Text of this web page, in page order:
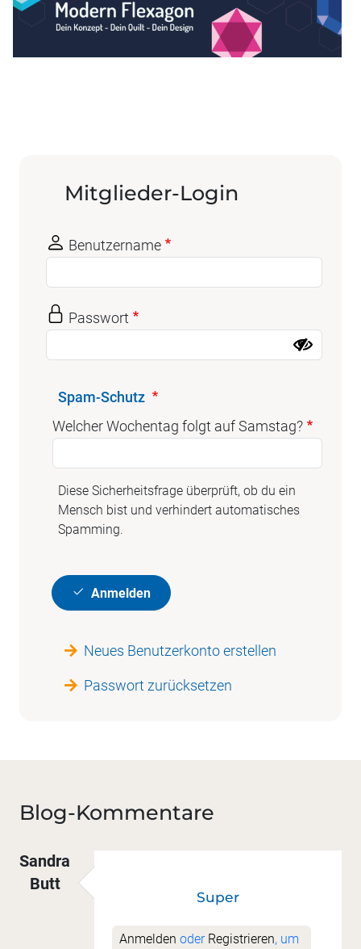
Mitglieder-Login
Benutzername
Passwort
Spam-Schutz
Welcher Wochentag folgt auf Samstag?
Diese Sicherheitsfrage überprüft, ob du ein
Mensch bist und verhindert automatisches
Spamming.
Anmelden
Neues Benutzerkonto erstellen
Passwort zurücksetzen
Blog-Kommentare
Sandra
Butt
Super
Anmelden oder Registrieren, um